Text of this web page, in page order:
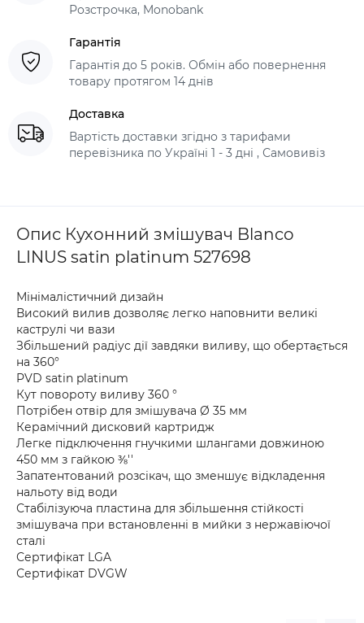
Розстрочка, Monobank
Гарантія
Гарантія до 5 років. Обмін або повернення
товару протягом 14 днів
Доставка
Вартість доставки згідно з тарифами
перевізника по Україні 1 - 3 дні , Самовивіз
Опис Кухонний змішувач Blanco
LINUS satin platinum 527698
Мінімалістичний дизайн
Високий вилив дозволяє легко наповнити великі
каструлі чи вази
Збільшений радіус дії завдяки виливу, що обертається
на 360°
PVD satin platinum
Кут повороту виливу 360 °
Потрібен отвір для змішувача Ø 35 мм
Керамічний дисковий картридж
Легке підключення гнучкими шлангами довжиною
450 мм з гайкою ⅜''
Запатентований розсікач, що зменшує відкладення
нальоту від води
Стабілізуюча пластина для збільшення стійкості
змішувача при встановленні в мийки з нержавіючої
сталі
Сертифікат LGA
Сертифікат DVGW